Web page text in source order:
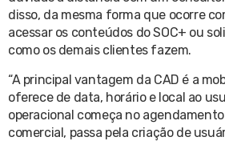
disso, da mesma forma que ocorre
acessar os conteúdos do SOC+ ou
como os demais clientes fazem.
“A principal vantagem da CAD é a
oferece de data, horário e local ao
operacional começa no
comercial, passa pela criação de